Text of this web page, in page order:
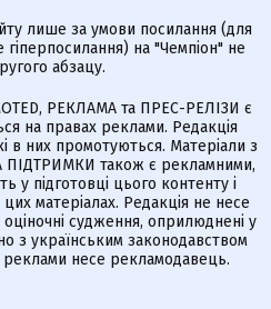
лише за умови посилання (для
на "Чемпіон" не
абзацу.
РЕКЛАМА та ПРЕС-РЕЛІЗИ є
на правах реклами. Редакція
в них промотуються. Матеріали з
також є рекламними,
у підготовці цього контенту і
матеріалах. Редакція не несе
оціночні судження, оприлюднені у
з українським законодавством
реклами несе рекламодавець.